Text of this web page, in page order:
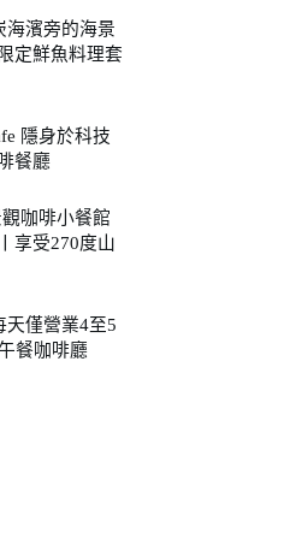
海濱旁的海景
定鮮魚料理套
隱身於科技
餐廳
咖啡小餐館
享受270度山
天僅營業4至5
餐咖啡廳